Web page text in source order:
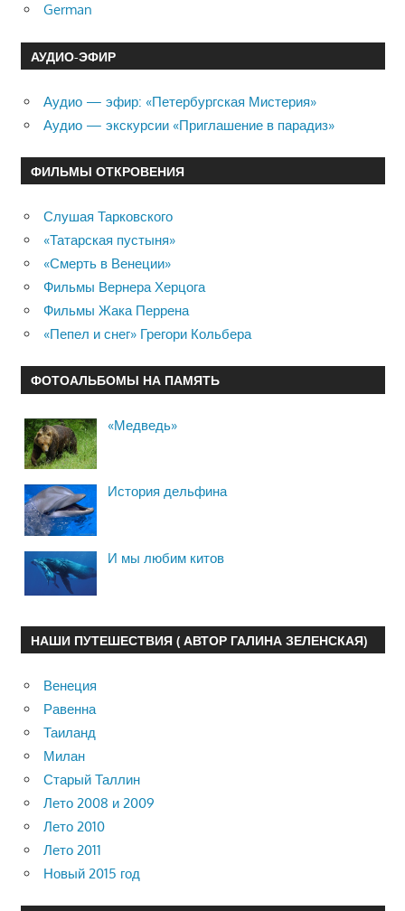
German
АУДИО-ЭФИР
Аудио — эфир: «Петербургская Мистерия»
Аудио — экскурсии «Приглашение в парадиз»
ФИЛЬМЫ ОТКРОВЕНИЯ
Слушая Тарковского
«Татарская пустыня»
«Смерть в Венеции»
Фильмы Вернера Херцога
Фильмы Жака Перрена
«Пепел и снег» Грегори Кольбера
ФОТОАЛЬБОМЫ НА ПАМЯТЬ
«Медведь»
История дельфина
И мы любим китов
НАШИ ПУТЕШЕСТВИЯ ( АВТОР ГАЛИНА ЗЕЛЕНСКАЯ)
Венеция
Равенна
Таиланд
Милан
Старый Таллин
Лето 2008 и 2009
Лето 2010
Лето 2011
Новый 2015 год